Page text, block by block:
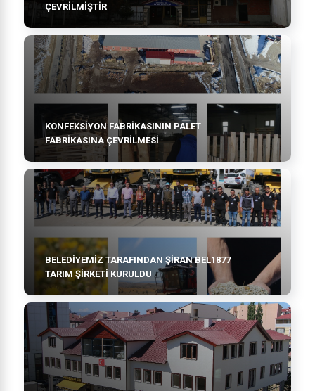
ÇEVRİLMİŞTİR
KONFEKSİYON FABRİKASININ PALET
FABRİKASINA ÇEVRİLMESİ
BELEDİYEMİZ TARAFINDAN ŞİRAN BEL1877
TARIM ŞİRKETİ KURULDU